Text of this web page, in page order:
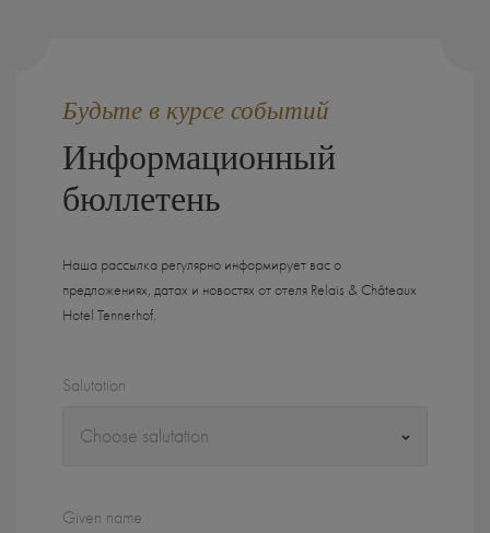
Будьте в курсе событий
Информационный
бюллетень
Наша рассылка регулярно информирует вас о
предложениях, датах и ​​новостях от отеля Relais & Châteaux
Hotel Tennerhof.
Salutation
Given name